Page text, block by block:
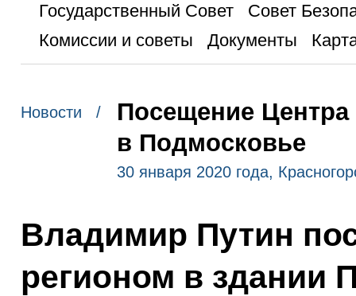
Государственный Совет
Совет
Комиссии и советы
Документы
Новости /
Посещение
в Подмосковье
30 января 2020 года,
Владимир Путин
регионом в здании